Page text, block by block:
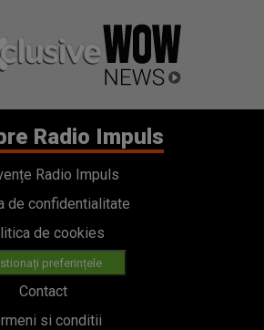
Radio Impuls
Radio Impuls
de confidentialitate
de cookies
preferințele
Contact
si conditii